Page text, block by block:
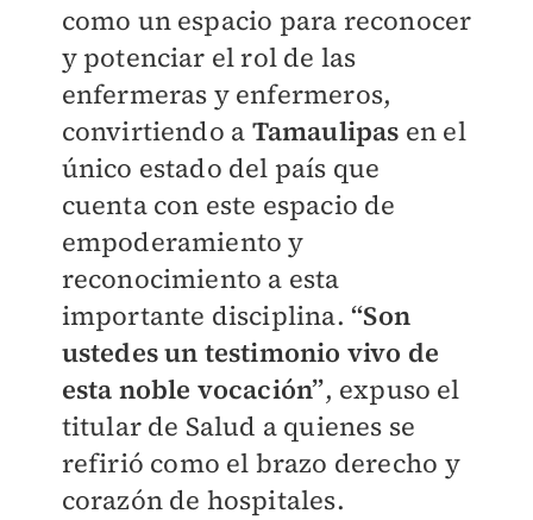
como un espacio para reconocer
y potenciar el rol de las
enfermeras y enfermeros,
convirtiendo a Tamaulipas en el
único estado del país que
cuenta con este espacio de
empoderamiento y
reconocimiento a esta
importante disciplina.“Son
ustedes un testimonio vivo de
esta noble vocación”, expuso el
titular de Salud a quienes se
refirió como el brazo derecho y
corazón de hospitales.